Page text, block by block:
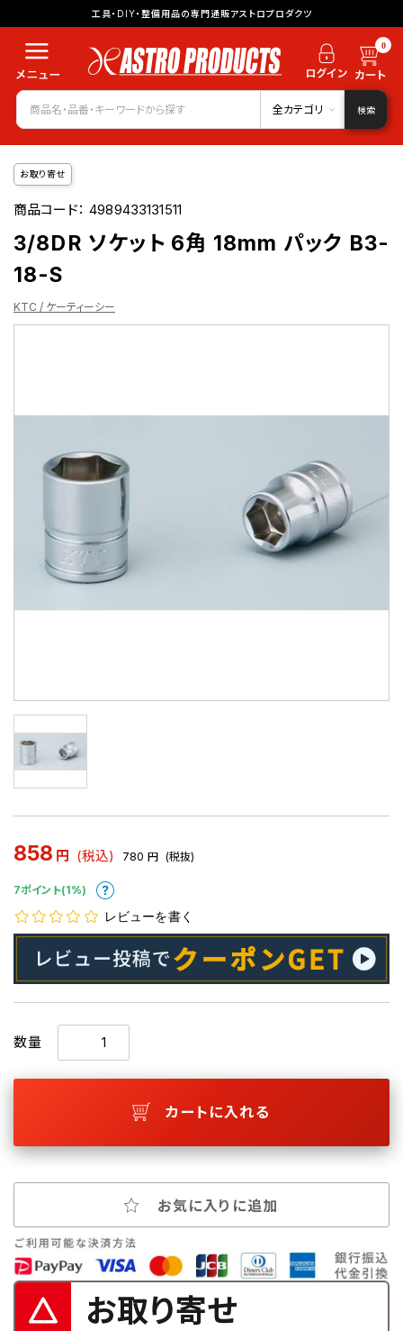
工具・DIY・整備用品の専門通販アストロプロダクツ
0
全カテゴリ 検索
お取り寄せ
商品コード：4989433131511
3/8DR ソケット 6角 18mm パック B3-
18-S
KTC / ケーティーシー
858 円 (税込) 780 円 (税抜)
7ポイント(1%)
レビューを書く
数量
カートに入れる
お気に入りに追加
お取り寄せ